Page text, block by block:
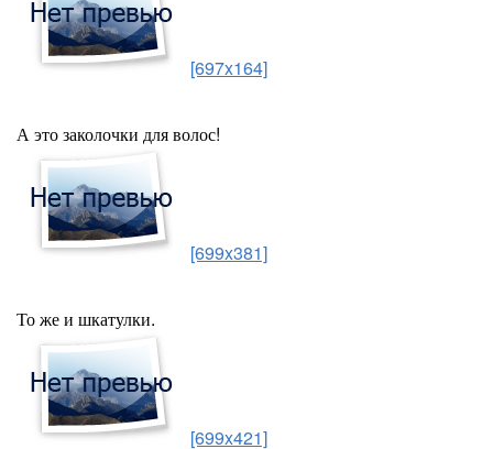
[697x164]
А это заколочки для волос!
[699x381]
То же и шкатулки.
[699x421]